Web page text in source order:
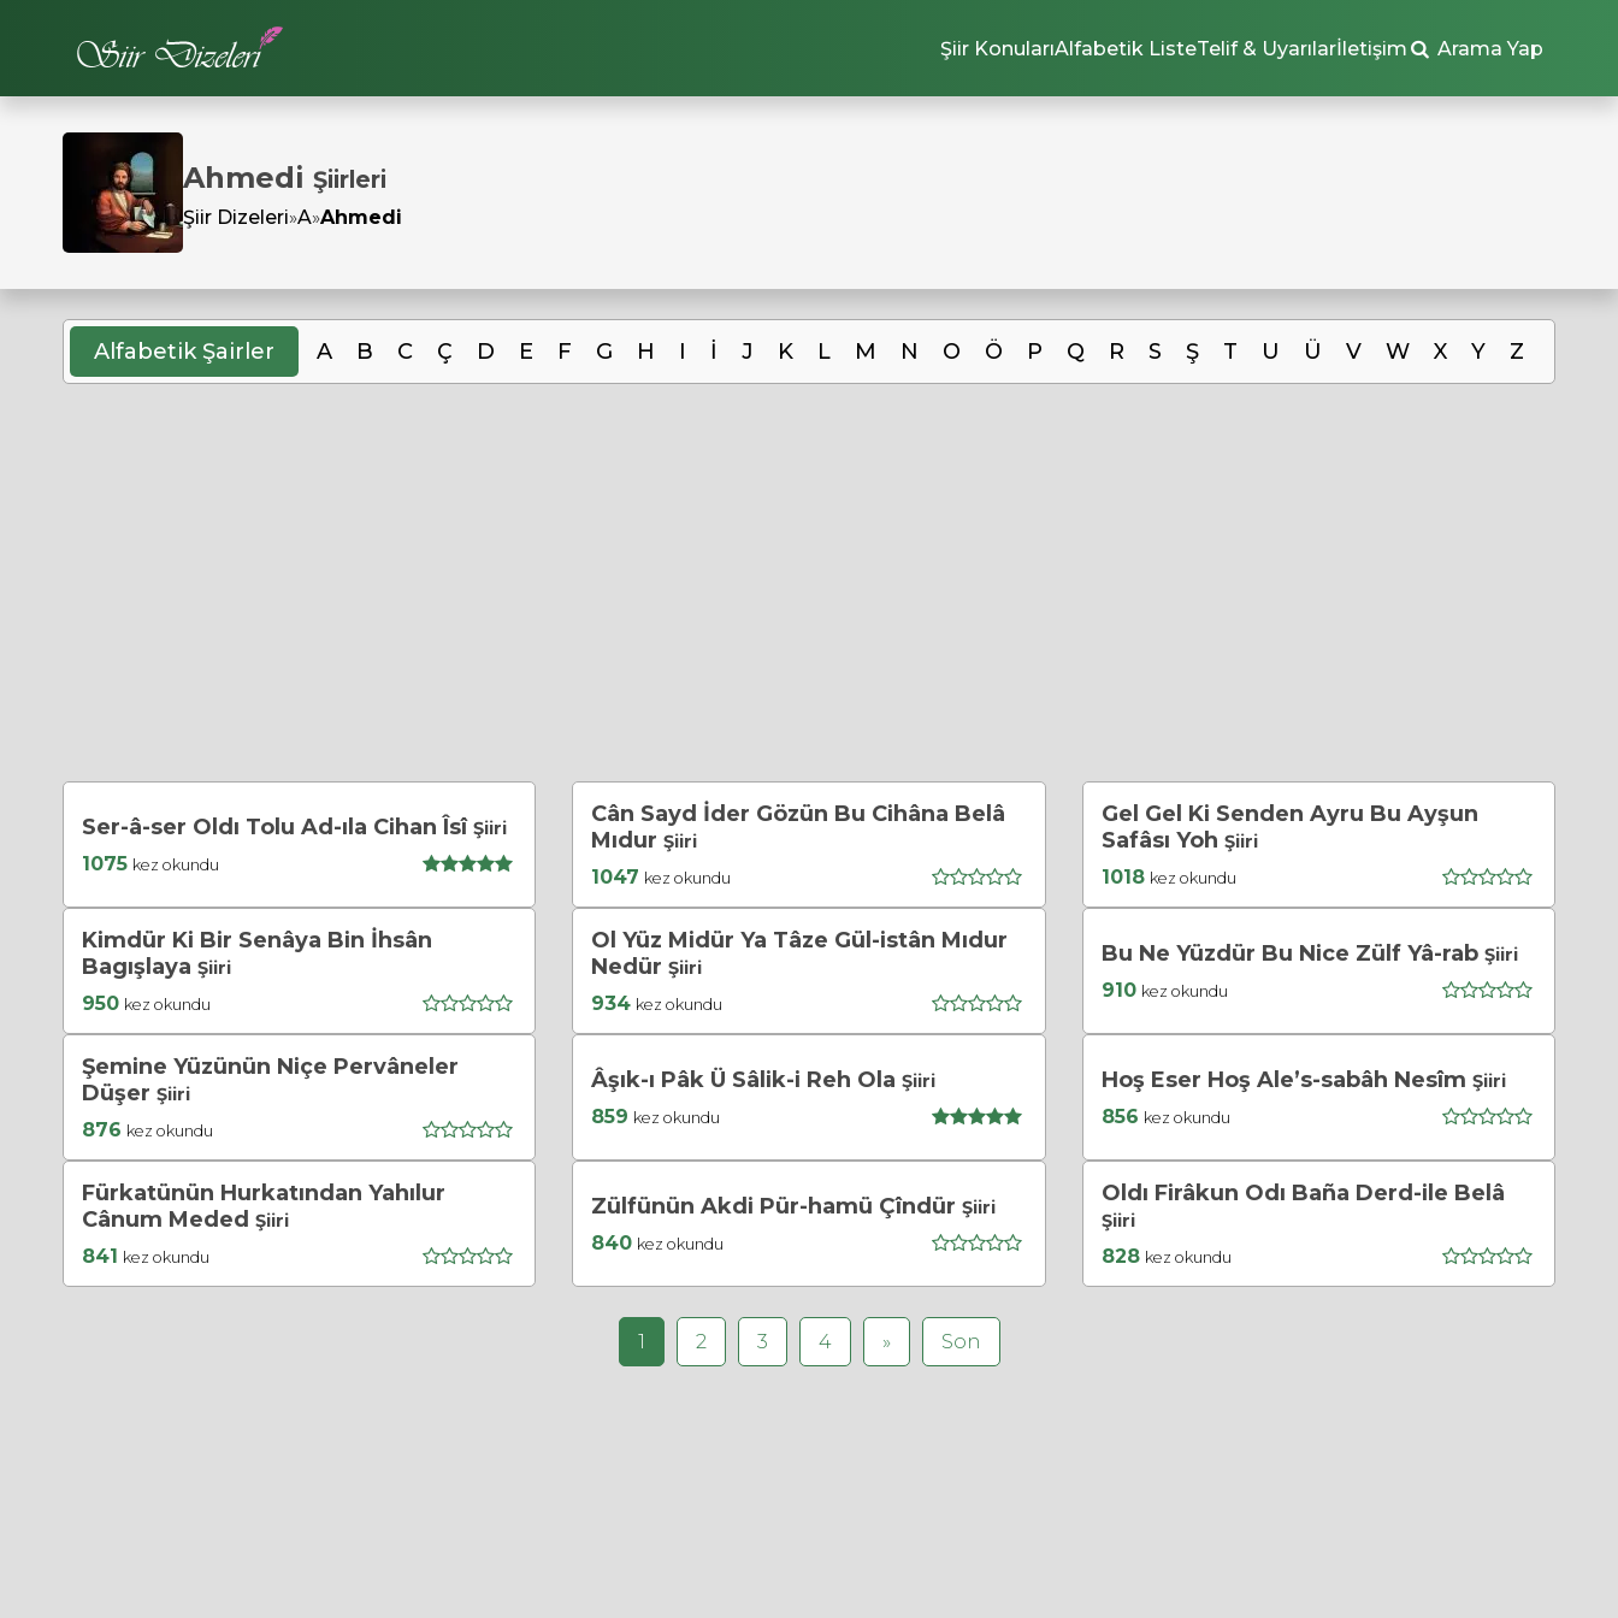
Şiir KonularıAlfabetik ListeTelif & Uyarılarİletişim Arama Yap
Ahmedi Şiirleri
Şiir Dizeleri»A»Ahmedi
Alfabetik Şairler A B C Ç D E F G H I İ J K L M N O Ö P Q R S Ş T U Ü V W X Y Z
Ser-â-ser Oldı Tolu Ad-ıla Cihan Îsî Şiiri
1075 kez okundu
Cân Sayd İder Gözün Bu Cihâna Belâ
MıdurŞiiri
1047 kez okundu
Gel Gel Ki Senden Ayru Bu Ayşun
Safâsı Yoh Şiiri
1018 kez okundu
Kimdür Ki Bir Senâya Bin İhsân
Bagışlaya Şiiri
950 kez okundu
Ol Yüz Midür Ya Tâze Gül-istân Mıdur
NedürŞiiri
934 kez okundu
Bu Ne Yüzdür Bu Nice Zülf Yâ-rab Şiiri
910 kez okundu
Şemine Yüzünün Niçe Pervâneler
Düşer Şiiri
876 kez okundu
Âşık-ı Pâk Ü Sâlik-i Reh OlaŞiiri
859 kez okundu
Hoş Eser Hoş Ale’s-sabâh Nesîm Şiiri
856 kez okundu
Fürkatünün Hurkatından Yahılur
Cânum Meded Şiiri
841 kez okundu
Zülfünün Akdi Pür-hamü ÇîndürŞiiri
840 kez okundu
Oldı Firâkun Odı Baña Derd-ile Belâ
Şiiri
828 kez okundu
1 2 3 4 » Son